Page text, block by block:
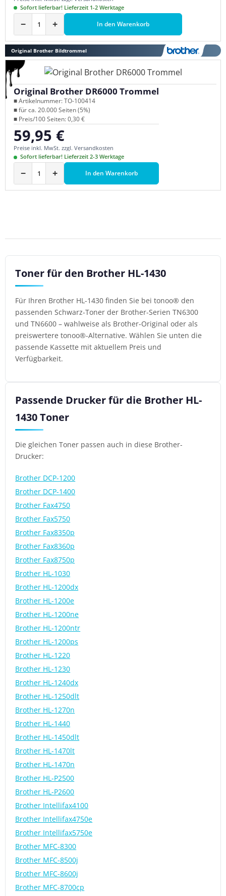
Sofort lieferbar! Lieferzeit 1-2 Werktage
− + In den Warenkorb
Original Brother Bildtrommel
Original Brother DR6000 Trommel
■ Artikelnummer: TO-100414
■ für ca. 20.000 Seiten (5%)
■ Preis/100 Seiten: 0,30 €
Regulärer Preis:
59,95 €
Preise inkl. MwSt. zzgl. Versandkosten
Sofort lieferbar! Lieferzeit 2-3 Werktage
− + In den Warenkorb
Toner für den Brother HL-1430
Für Ihren Brother HL-1430 finden Sie bei tonoo® den
passenden Schwarz-Toner der Brother-Serien TN6300
und TN6600 – wahlweise als Brother-Original oder als
preiswertere tonoo®-Alternative. Wählen Sie unten die
passende Kassette mit aktuellem Preis und
Verfügbarkeit.
Passende Drucker für die Brother HL-
1430 Toner
Die gleichen Toner passen auch in diese Brother-
Drucker:
Brother DCP-1200
Brother DCP-1400
Brother Fax4750
Brother Fax5750
Brother Fax8350p
Brother Fax8360p
Brother Fax8750p
Brother HL-1030
Brother HL-1200dx
Brother HL-1200e
Brother HL-1200ne
Brother HL-1200ntr
Brother HL-1200ps
Brother HL-1220
Brother HL-1230
Brother HL-1240dx
Brother HL-1250dlt
Brother HL-1270n
Brother HL-1440
Brother HL-1450dlt
Brother HL-1470lt
Brother HL-1470n
Brother HL-P2500
Brother HL-P2600
Brother Intellifax4100
Brother Intellifax4750e
Brother Intellifax5750e
Brother MFC-8300
Brother MFC-8500j
Brother MFC-8600j
Brother MFC-8700cp